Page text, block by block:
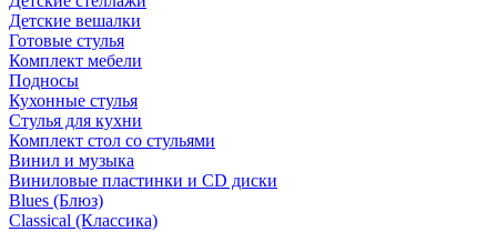
Детские вешалки
Готовые стулья
Комплект мебели
Подносы
Кухонные стулья
Стулья для кухни
Комплект стол со стульями
Винил и музыка
Виниловые пластинки и CD диски
Blues (Блюз)
Classical (Классика)